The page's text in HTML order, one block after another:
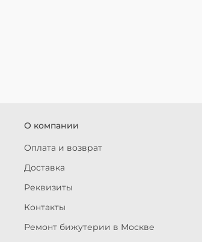
О компании
Оплата и возврат
Доставка
Реквизиты
Контакты
Ремонт бижутерии в Москве